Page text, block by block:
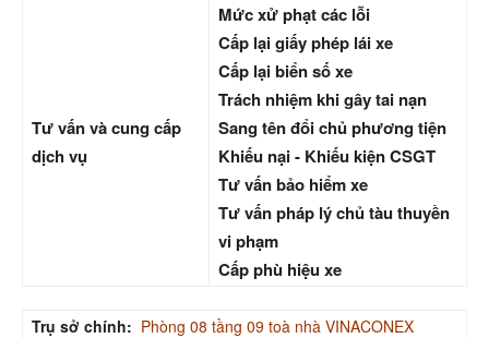
Tư vấn và cung cấp
dịch vụ
Mức xử phạt các lỗi
Cấp lại giấy phép lái xe
Cấp lại biển số xe
Trách nhiệm khi gây tai nạn
Sang tên đổi chủ phương tiện
Khiếu nại - Khiếu kiện CSGT
Tư vấn bảo hiểm xe
Tư vấn pháp lý chủ tàu thuyền
vi phạm
Cấp phù hiệu xe
Trụ sở chính: Phòng 08 tầng 09 toà nhà VINACONEX